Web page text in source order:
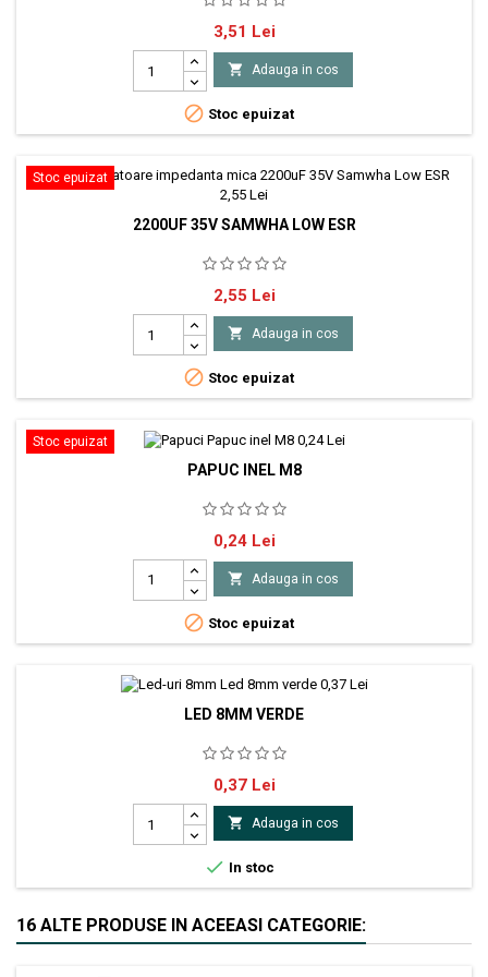
Suport baterii 3xR3 cu intrerupator
Pret
3,51 Lei
 Adauga in cos
 Stoc epuizat
Stoc epuizat
2200UF 35V SAMWHA LOW ESR
SAMWHA condensator electrolitic condensator low ESR Montare
THT Capacitanta 2200µF Tensiune de lucru 35V DC Dimensiuni corp
Ø16x25mm Temperatura de lucru -40...105°C
Pret
2,55 Lei
 Adauga in cos
 Stoc epuizat
Stoc epuizat
PAPUC INEL M8
Secţiune transversală fir: 0.8-2.5 Dimensiuni (mm): a: 25,4 b: 14 C: 8,2
Pret
0,24 Lei
 Adauga in cos
 Stoc epuizat
LED 8MM VERDE
unghi luminozitate: 30⁰ intensitate luminoasa: 100mcd tensiunea de
alimentare: 1.8 - 2.2V curent de alimentare: 20mA
Pret
0,37 Lei
 Adauga in cos
 In stoc
16 ALTE PRODUSE IN ACEEASI CATEGORIE: